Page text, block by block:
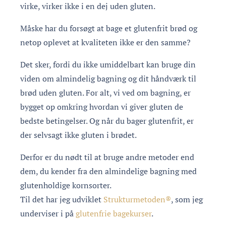
virke, virker ikke i en dej uden gluten.
Måske har du forsøgt at bage et glutenfrit brød og
netop oplevet at kvaliteten ikke er den samme?
Det sker, fordi du ikke umiddelbart kan bruge din
viden om almindelig bagning og dit håndværk til
brød uden gluten. For alt, vi ved om bagning, er
bygget op omkring hvordan vi giver gluten de
bedste betingelser. Og når du bager glutenfrit, er
der selvsagt ikke gluten i brødet.
Derfor er du nødt til at bruge andre metoder end
dem, du kender fra den almindelige bagning med
glutenholdige kornsorter.
Til det har jeg udviklet Strukturmetoden®, som jeg
underviser i påglutenfrie bagekurser.